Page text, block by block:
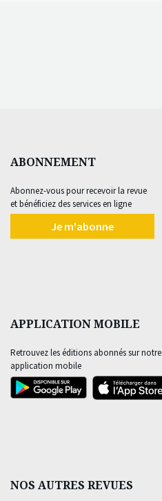
ABONNEMENT
Abonnez-vous pour recevoir la revue
et bénéficiez des services en ligne
Je m'abonne
APPLICATION MOBILE
Retrouvez les éditions abonnés sur notre
application mobile
NOS AUTRES REVUES